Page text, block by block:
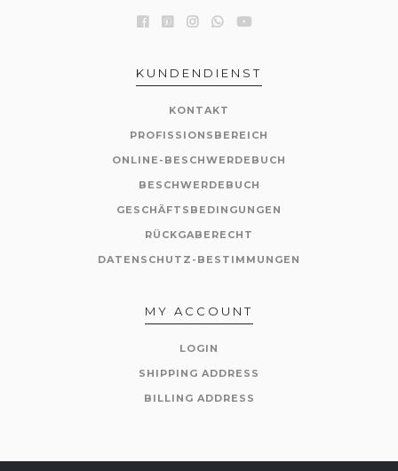
KUNDENDIENST
KONTAKT
PROFISSIONSBEREICH
ONLINE-BESCHWERDEBUCH
BESCHWERDEBUCH
GESCHÄFTSBEDINGUNGEN
RÜCKGABERECHT
DATENSCHUTZ-BESTIMMUNGEN
MY ACCOUNT
LOGIN
SHIPPING ADDRESS
BILLING ADDRESS